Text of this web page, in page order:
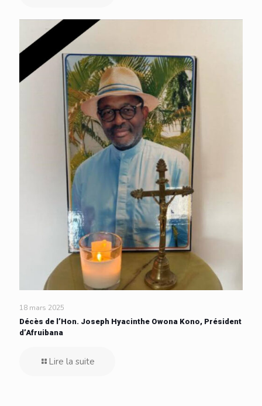
18 mars 2025
Décès de l’Hon. Joseph Hyacinthe Owona Kono, Président
d’Afruibana
Lire la suite